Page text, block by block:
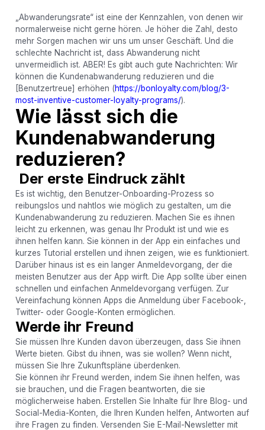
„Abwanderungsrate“ ist eine der Kennzahlen, von denen wir
normalerweise nicht gerne hören. Je höher die Zahl, desto
mehr Sorgen machen wir uns um unser Geschäft. Und die
schlechte Nachricht ist, dass Abwanderung nicht
unvermeidlich ist. ABER! Es gibt auch gute Nachrichten: Wir
können die Kundenabwanderung reduzieren und die
[Benutzertreue] erhöhen (https://bonloyalty.com/blog/3-
most-inventive-customer-loyalty-programs/).
Wie lässt sich die
Kundenabwanderung
reduzieren?
Der erste Eindruck zählt
Es ist wichtig, den Benutzer-Onboarding-Prozess so
reibungslos und nahtlos wie möglich zu gestalten, um die
Kundenabwanderung zu reduzieren. Machen Sie es ihnen
leicht zu erkennen, was genau Ihr Produkt ist und wie es
ihnen helfen kann. Sie können in der App ein einfaches und
kurzes Tutorial erstellen und ihnen zeigen, wie es funktioniert.
Darüber hinaus ist es ein langer Anmeldevorgang, der die
meisten Benutzer aus der App wirft. Die App sollte über einen
schnellen und einfachen Anmeldevorgang verfügen. Zur
Vereinfachung können Apps die Anmeldung über Facebook-,
Twitter- oder Google-Konten ermöglichen.
Werde ihr Freund
Sie müssen Ihre Kunden davon überzeugen, dass Sie ihnen
Werte bieten. Gibst du ihnen, was sie wollen? Wenn nicht,
müssen Sie Ihre Zukunftspläne überdenken.
Sie können ihr Freund werden, indem Sie ihnen helfen, was
sie brauchen, und die Fragen beantworten, die sie
möglicherweise haben. Erstellen Sie Inhalte für Ihre Blog- und
Social-Media-Konten, die Ihren Kunden helfen, Antworten auf
ihre Fragen zu finden. Versenden Sie E-Mail-Newsletter mit